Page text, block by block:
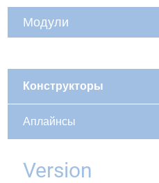
Модули
Конструкторы
Аплайнсы
Version